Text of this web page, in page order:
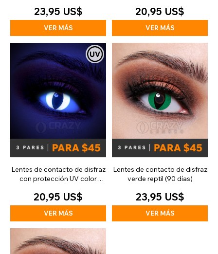
23,95 US$
VER MÁS
20,95 US$
VER MÁS
Lentes de contacto de disfraz
con protección UV color
20,95 US$
VER MÁS
Lentes de contacto de disfraz
verde reptil (90 días)
23,95 US$
VER MÁS